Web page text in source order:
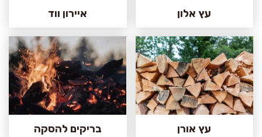
עץ אלון איירון ווד
עץ אורן בריקים להסקה